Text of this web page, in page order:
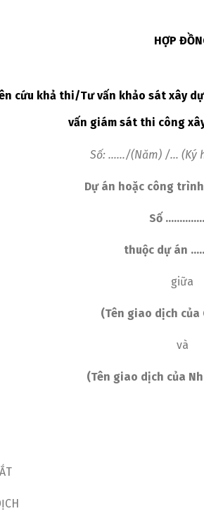
HỢP
cứu khả thi/Tư vấn khảo sát xây
vấn giám sát thi công
Số: ……/(Năm) /… (Ký
Dự án hoặc công
Số
thuộc dự án
giữa
(Tên giao dịch của
và
(Tên giao dịch của